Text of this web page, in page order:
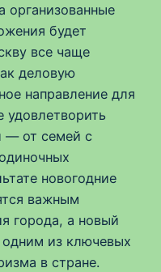
организованные
будет
все чаще
деловую
направление для
удовлетворить
— от семей с
новогодние
важным
города, а новый
из ключевых
в стране.